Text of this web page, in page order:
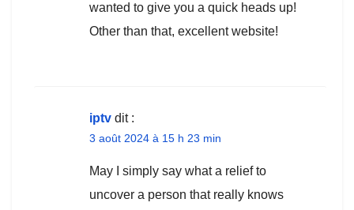
wanted to give you a quick heads up!
Other than that, excellent website!
iptv dit :
3 août 2024 à 15 h 23 min
May I simply say what a relief to
uncover a person that really knows